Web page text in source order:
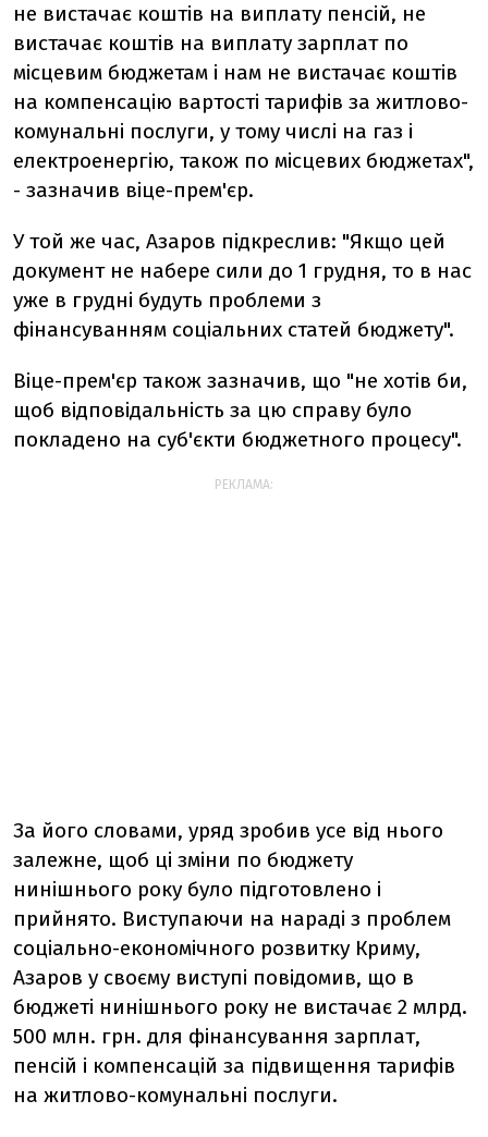
не вистачає коштів на виплату пенсій, не
вистачає коштів на виплату зарплат по
місцевим бюджетам і нам не вистачає коштів
на компенсацію вартості тарифів за житлово-
комунальні послуги, у тому числі на газ і
електроенергію, також по місцевих бюджетах",
- зазначив віце-прем'єр.
У той же час, Азаров підкреслив: "Якщо цей
документ не набере сили до 1 грудня, то в нас
уже в грудні будуть проблеми з
фінансуванням соціальних статей бюджету".
Віце-прем'єр також зазначив, що "не хотів би,
щоб відповідальність за цю справу було
покладено на суб'єкти бюджетного процесу".
РЕКЛАМА:
За його словами, уряд зробив усе від нього
залежне, щоб ці зміни по бюджету
нинішнього року було підготовлено і
прийнято. Виступаючи на нараді з проблем
соціально-економічного розвитку Криму,
Азаров у своєму виступі повідомив, що в
бюджеті нинішнього року не вистачає 2 млрд.
500 млн. грн. для фінансування зарплат,
пенсій і компенсацій за підвищення тарифів
на житлово-комунальні послуги.